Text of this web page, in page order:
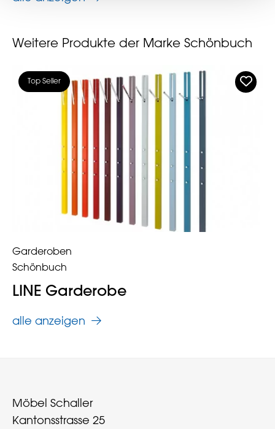
Weitere Produkte der Marke Schönbuch
alle anzeigen
Top Seller
Garderoben
Schönbuch
LINE Garderobe
Möbel Schaller
Kantonsstrasse 25